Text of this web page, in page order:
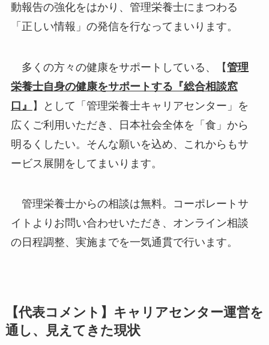
動報告の強化をはかり、管理栄養士にまつわる
「正しい情報」の発信を行なってまいります。
多くの方々の健康をサポートしている、【管理
栄養士自身の健康をサポートする『総合相談窓
口』
】として「管理栄養士キャリアセンター」を
広くご利用いただき、日本社会全体を「食」から
明るくしたい。そんな願いを込め、これからもサ
ービス展開をしてまいります。
管理栄養士からの相談は無料。コーポレートサ
イトよりお問い合わせいただき、オンライン相談
の日程調整、実施までを一気通貫で行います。
【代表コメント】キャリアセンター運営を
通し、見えてきた現状